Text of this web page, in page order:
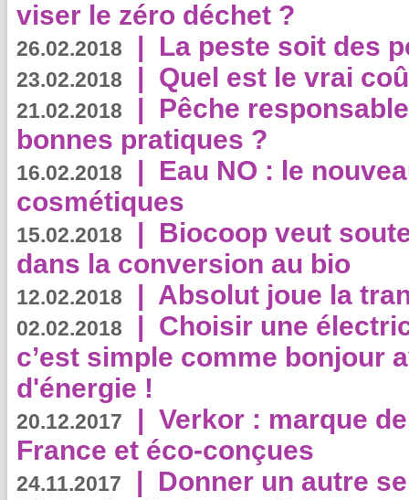
viser le zéro déchet ?
26.02.2018 | La peste soit des
23.02.2018 | Quel est le vrai
21.02.2018 | Pêche
bonnes pratiques ?
16.02.2018 | Eau NO : le
cosmétiques
15.02.2018 | Biocoop veut
dans la conversion au bio
12.02.2018 | Absolut joue la
02.02.2018 | Choisir une
c’est simple comme bonjour
d'énergie !
20.12.2017 | Verkor : marque
France et éco-conçues
24.11.2017 | Donner un autre